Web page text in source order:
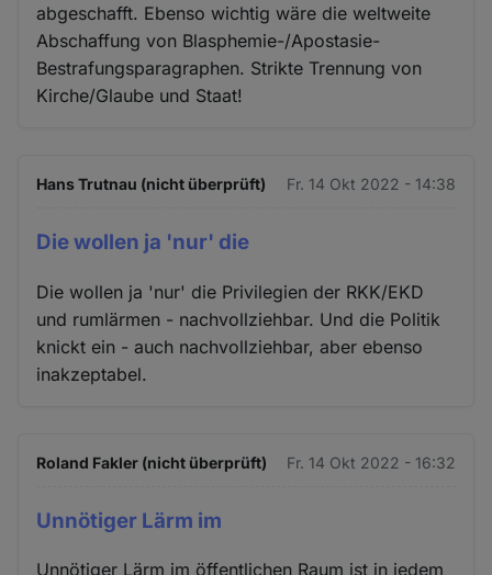
abgeschafft. Ebenso wichtig wäre die weltweite
Abschaffung von Blasphemie-/Apostasie-
Bestrafungsparagraphen. Strikte Trennung von
Kirche/Glaube und Staat!
Hans Trutnau (nicht überprüft) Fr. 14 Okt 2022 - 14:38
Die wollen ja 'nur' die
Die wollen ja 'nur' die Privilegien der RKK/EKD
und rumlärmen - nachvollziehbar. Und die Politik
knickt ein - auch nachvollziehbar, aber ebenso
inakzeptabel.
Roland Fakler (nicht überprüft) Fr. 14 Okt 2022 - 16:32
Unnötiger Lärm im
Unnötiger Lärm im öffentlichen Raum ist in jedem